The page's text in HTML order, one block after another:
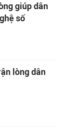
giúp dân
số
lòng dân